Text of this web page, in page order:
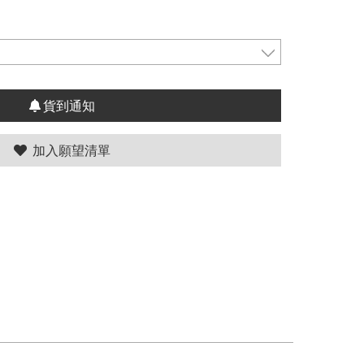
貨到通知
加入願望清單